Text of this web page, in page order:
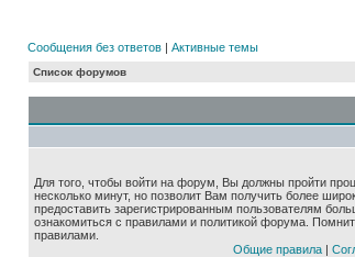
Сообщения без ответов | Активные темы
Список форумов
Для того, чтобы войти на форум, Вы должны пройти
несколько минут, но позволит Вам получить более
предоставить зарегистрированным пользователям
ознакомиться с правилами и политикой форума.
правилами.
Общие правила|